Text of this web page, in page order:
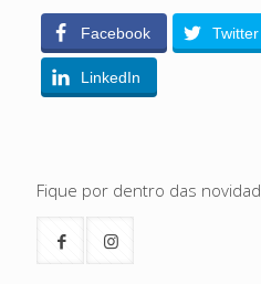
Facebook Twitter
LinkedIn
Fique por dentro das